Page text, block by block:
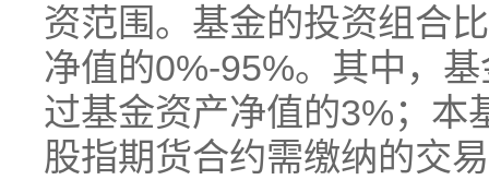
资范围。基金的投资组合
净值的0%-95%。其中，
过基金资产净值的3%；本
股指期货合约需缴纳的交